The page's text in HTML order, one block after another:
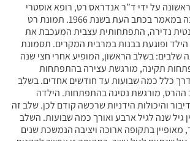
על ידי ד”ר אנדראס רט, רופא אוסטרי
שתיאר אותה לראשונה במאמר בכתב העת בשנת 1966. תמונת רט
נדירה, התפתחותית עצבית המעכבת את
ופוגעת בבנות במרבית המקרים. תסמונת
בשלב הראשון, המופיע אחרי חצי שנה
תקינה, מורגשת עצירה בהתפתחות
כלל כמה שבועות עד חודשים אחדים. בשלב
ההרס, מורגשת נסיגה בהתפתחות. הילדה
והיכולות הידניות שרכשה קודם לכן. שלב זה
גיל שנה לגיל ארבע ואורך כמה שבועות. השלב
מאופיין בתקופה ארוכה ויציבה הנמשכת שנים